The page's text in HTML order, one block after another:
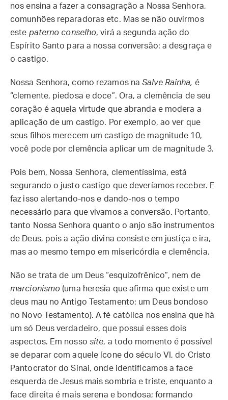
nos ensina a fazer a consagração a Nossa Senhora,
comunhões reparadoras etc. Mas se não ouvirmos
este paterno conselho, virá a segunda ação do
Espírito Santo para a nossa conversão: a desgraça e
o castigo.
Nossa Senhora, como rezamos naSalve Rainha, é
“clemente, piedosa e doce”. Ora, a clemência de seu
coração é aquela virtude que abranda e modera a
aplicação de um castigo. Por exemplo, ao ver que
seus filhos merecem um castigo de magnitude 10,
você pode por clemência aplicar um de magnitude 3.
Pois bem, Nossa Senhora, clementíssima, está
segurando o justo castigo que deveríamos receber. E
faz isso alertando-nos e dando-nos o tempo
necessário para que vivamos a conversão. Portanto,
tanto Nossa Senhora quanto o anjo são instrumentos
de Deus, pois a ação divina consiste em justiça e ira,
mas ao mesmo tempo em misericórdia e clemência.
Não se trata de um Deus “esquizofrênico”, nem de
marcionismo (uma heresia que afirma que existe um
deus mau no Antigo Testamento; um Deus bondoso
no Novo Testamento). A fé católica nos ensina que há
um só Deus verdadeiro, que possui esses dois
aspectos. Em nosso site, a todo momento é possível
se deparar com aquele ícone do século VI, do Cristo
Pantocrator do Sinai, onde identificamos a face
esquerda de Jesus mais sombria e triste, enquanto a
face direita é mais serena e bondosa; formando